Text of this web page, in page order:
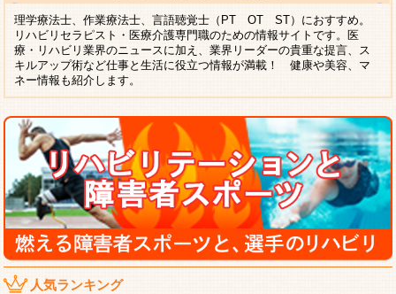
理学療法士、作業療法士、言語聴覚士（PT OT ST）におすすめ。
リハビリセラピスト・医療介護専門職のための情報サイトです。医
療・リハビリ業界のニュースに加え、業界リーダーの貴重な提言、ス
キルアップ術など仕事と生活に役立つ情報が満載！ 健康や美容、マ
ネー情報も紹介します。
人気ランキング